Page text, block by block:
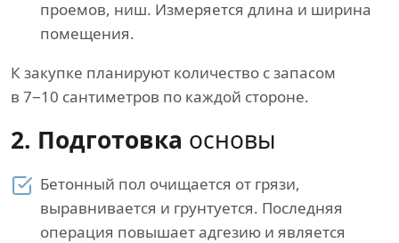
проемов, ниш. Измеряется длина и ширина
помещения.
К закупке планируют количество с запасом
в 7−10 сантиметров по каждой стороне.
2. Подготовка основы
Бетонный пол очищается от грязи,
выравнивается и грунтуется. Последняя
операция повышает адгезию и является